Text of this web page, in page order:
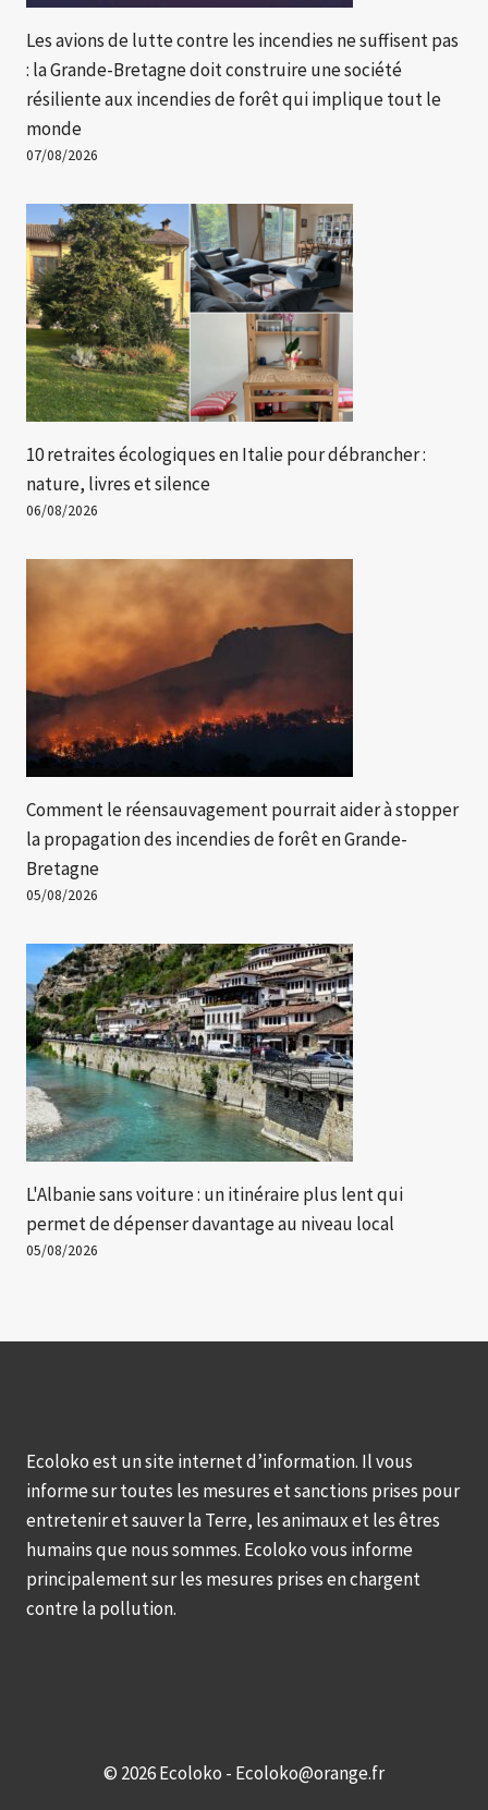
Les avions de lutte contre les incendies ne suffisent pas
: la Grande-Bretagne doit construire une société
résiliente aux incendies de forêt qui implique tout le
monde
07/08/2026
10 retraites écologiques en Italie pour débrancher :
nature, livres et silence
06/08/2026
Comment le réensauvagement pourrait aider à stopper
la propagation des incendies de forêt en Grande-
Bretagne
05/08/2026
L'Albanie sans voiture : un itinéraire plus lent qui
permet de dépenser davantage au niveau local
05/08/2026
Ecoloko est un site internet d’information. Il vous
informe sur toutes les mesures et sanctions prises pour
entretenir et sauver la Terre, les animaux et les êtres
humains que nous sommes. Ecoloko vous informe
principalement sur les mesures prises en chargent
contre la pollution.
© 2026 Ecoloko - Ecoloko@orange.fr